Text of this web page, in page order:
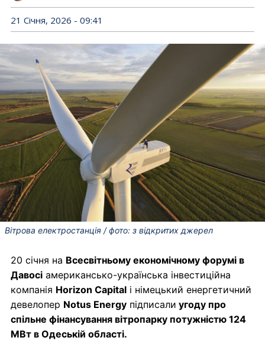
21 Січня, 2026 - 09:41
Вітрова електростанція / фото: з відкритих джерел
20 січня на Всесвітньому економічному форумі в
Давосі американсько-українська інвестиційна
компанія Horizon Capital і німецький енергетичний
девелопер Notus Energy підписали угоду про
спільне фінансування вітропарку потужністю 124
МВт в Одеській області.